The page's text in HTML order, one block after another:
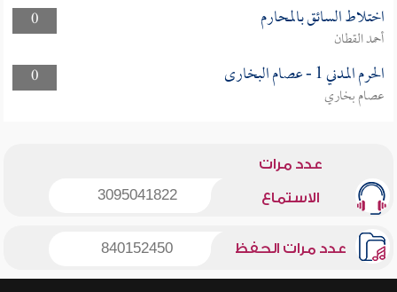
0
اختلاط السائق بالمحارم
أحمد القطان
0
الحرم المدني 1 - عصام البخارى
عصام بخاري
عدد مرات
الاستماع 3095041822
عدد مرات الحفظ 840152450